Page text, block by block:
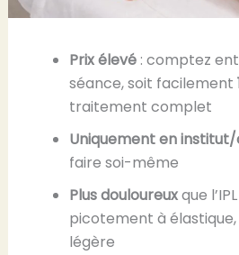
Prix élevé: comptez
séance, soit facilement
traitement complet
Uniquement en
faire soi-même
Plus douloureuxque
picotement à
légère